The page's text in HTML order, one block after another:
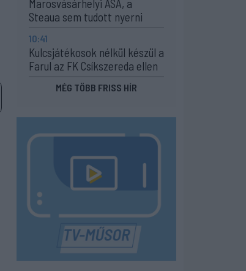
Marosvásárhelyi ASA, a
Steaua sem tudott nyerni
10:41
Kulcsjátékosok nélkül készül a
Farul az FK Csíkszereda ellen
MÉG TÖBB FRISS HÍR